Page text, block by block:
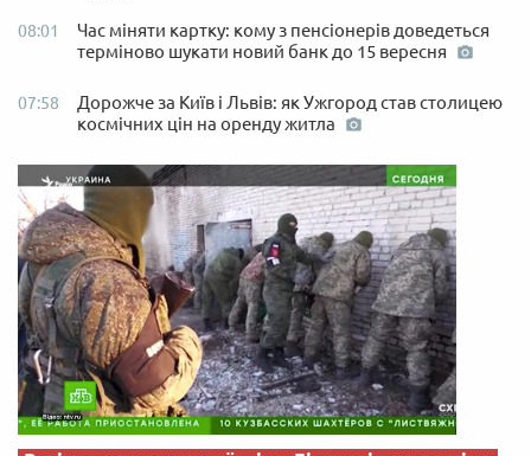
08:01
Час міняти картку: кому з пенсіонерів доведеться
терміново шукати новий банк до 15 вересня
07:58
Дорожче за Київ і Львів: як Ужгород став столицею
космічних цін на оренду житла